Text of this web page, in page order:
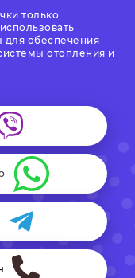
только
для обеспечения
отопления и